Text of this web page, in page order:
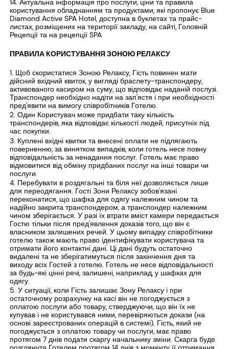
Актуальна інформація про послуги, ціни та правила
користування обладнанням та продуктами, які пропонує Blue
Diamond Active SPA Hotel, доступна в буклетах та прайс-
листах, розміщених на території закладу, на сайті, Головній
Рецепції та на рецепції SPA
ПРАВИЛА КОРИСТУВАННЯ ЗОНОЮ РЕЛАКСУ
Щоб скористатися Зоною Релаксу, Гість повинен мати
дійсний вхідний квиток, у вигляді браслету-транспондеру,
активованого касиром на суму, що відповідає наданій послузі.
Транспондер необхідно надіти на зап'ястя і при необхідності
пред'явити на вимогу співробітників Готелю.
Один Користувач може придбати таку кількість
транспондерів, яка відповідає кількості людей, присутніх під
час покупки.
Куплені вхідні квитки та внесені оплати не підлягають
поверненню, за винятком випадків, коли готель несе повну
відповідальність за ненадання послуг. Готель має право
відмовитися від обміну придбаних послуг на інші товари чи
послуги.
Перебувати в роздягальні та біля неї дозволяється лише
для переодягання. Гості Зони Релаксу зобов'язані
переконатися, що шафка для одягу належним чином та
надійно закрита транспондером, а транспондер належним
чином зберігається. У разі їх втрати вміст камери передається
Гостю тільки після пред'явлення доказів того, що він є
власником залишених речей. У цьому випадку співробітники
готелю також мають право ідентифікувати користувача та
отримати його контактні дані. Ці дані будуть остаточно
видалені та не зберігатимуться після закінчення дня та
виходу всіх Гостей з готелю. Готель не несе відповідальності
за будь-які цінні речі, залишені, наприклад, у шафках для
одягу.
У ситуації, коли Гість залишає Зону Релаксу і при
остаточному розрахунку на касі він не погоджується з
оплатою послуги або товару, стверджуючи, що він їх не
купував і не користувався ними, перевіряються докази (на
основі зареєстрованих операцій в системі). Гість, який не
погоджується з оплатою товару чи послуги, має право
протягом 7 днів подати скаргу начальнику зміни. Скарга буде